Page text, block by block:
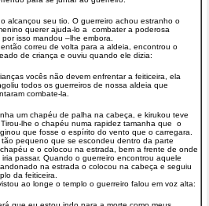
alcançou seu tio. O guerreiro achou estranho o
querer ajuda-lo a combater a poderosa
isso mandou –lhe embora.
correu de volta para a aldeia, encontrou o
de criança e ouviu quando ele dizia:
vocês não devem enfrentar a feiticeira, ela
todos os guerreiros de nossa aldeia que
combate-la.
um chapéu de palha na cabeça, e kirukou teve
lhe o chapéu numa rapidez tamanha que o
que fosse o espírito do vento que o carregara.
tão pequeno que se escondeu dentro da parte
e o colocou na estrada, bem a frente de onde
iria passar. Quando o guerreiro encontrou aquele
na estrada o colocou na cabeça e seguiu
da feiticeira.
ao longe o templo o guerreiro falou em voz alta: